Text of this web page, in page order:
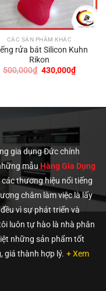
CÁC SẢN PHẨM KHÁC
rửa bát Silicon Kuhn
Rikon
500,000₫ Giá
430,000₫Giá
hiện
gia dụng Đức chính
mẫu Hàng Gia Dụng
thương hiệu nổi tiếng
châm làm việc là lấy
vì sự phát triển và
luôn tự hào là nhà phân
những sản phẩm tốt
giá thành hợp lý. + Xem